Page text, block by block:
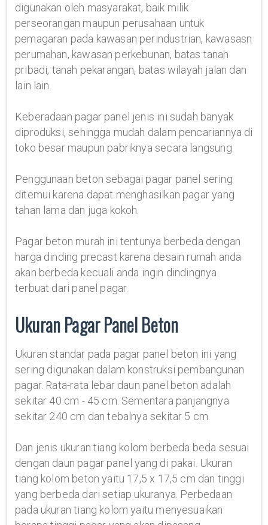
digunakan oleh masyarakat, baik milik
perseorangan maupun perusahaan untuk
pemagaran pada kawasan perindustrian, kawasasn
perumahan, kawasan perkebunan, batas tanah
pribadi, tanah pekarangan, batas wilayah jalan dan
lain lain.
Keberadaan pagar panel jenis ini sudah banyak
diproduksi, sehingga mudah dalam pencariannya di
toko besar maupun pabriknya secara langsung.
Penggunaan beton sebagai pagar panel sering
ditemui karena dapat menghasilkan pagar yang
tahan lama dan juga kokoh.
Pagar beton murah ini tentunya berbeda dengan
harga dinding precast karena desain rumah anda
akan berbeda kecuali anda ingin dindingnya
terbuat dari panel pagar.
Ukuran Pagar Panel Beton
Ukuran standar pada pagar panel beton ini yang
sering digunakan dalam konstruksi pembangunan
pagar. Rata-rata lebar daun panel beton adalah
sekitar 40 cm - 45 cm. Sementara panjangnya
sekitar 240 cm dan tebalnya sekitar 5 cm.
Dan jenis ukuran tiang kolom berbeda beda sesuai
dengan daun pagar panel yang di pakai. Ukuran
tiang kolom beton yaitu 17,5 x 17,5 cm dan tinggi
yang berbeda dari setiap ukuranya. Perbedaan
pada ukuran tiang kolom yaitu menyesuaikan